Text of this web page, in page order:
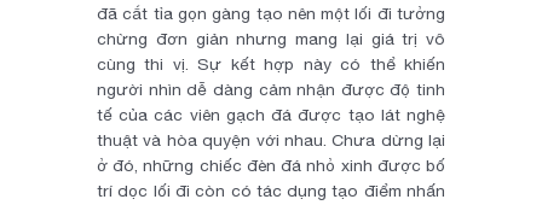
đã cắt tỉa gọn gàng tạo nên một lối đi tưởng
chừng đơn giản nhưng mang lại giá trị vô
cùng thi vị. Sự kết hợp này có thể khiến
người nhìn dễ dàng cảm nhận được độ tinh
tế của các viên gạch đá được tạo lát nghệ
thuật và hòa quyện với nhau. Chưa dừng lại
ở đó, những chiếc đèn đá nhỏ xinh được bố
trí dọc lối đi còn có tác dụng tạo điểm nhấn